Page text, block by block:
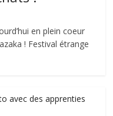
en plein coeur
! Festival étrange
avec des apprenties